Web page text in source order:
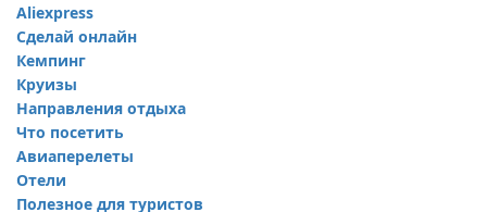
Aliexpress
Сделай онлайн
Кемпинг
Круизы
Направления отдыха
Что посетить
Авиаперелеты
Отели
Полезное для туристов